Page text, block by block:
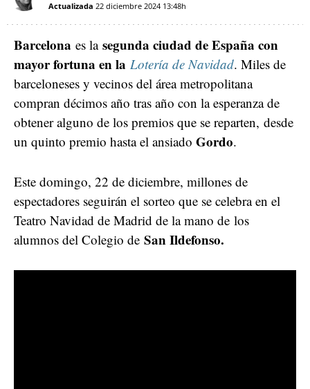
Actualizada 22 diciembre 2024 13:48h
Barcelona es la segunda ciudad de España con
mayor fortuna en la Lotería de Navidad. Miles de
barceloneses y vecinos del área metropolitana
compran décimos año tras año con la esperanza de
obtener alguno de los premios que se reparten, desde
un quinto premio hasta el ansiado Gordo.
Este domingo, 22 de diciembre, millones de
espectadores seguirán el sorteo que se celebra en el
Teatro Navidad de Madrid de la mano de los
alumnos del Colegio de San Ildefonso.